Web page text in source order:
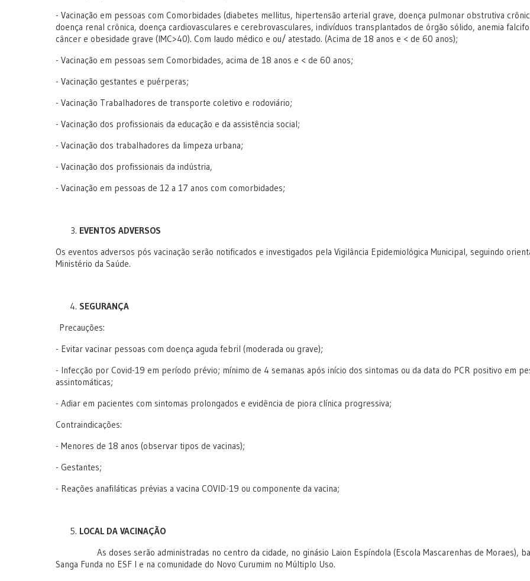
- Vacinação em pessoas com Comorbidades (diabetes mellitus, hipertensão arterial grave, doença pulmonar obstrutiva
doença renal crônica, doença cardiovasculares e cerebrovasculares, indivíduos transplantados de órgão sólido, anemia
câncer e obesidade grave (IMC>40). Com laudo médico e ou/ atestado. (Acima de 18 anos e < de 60 anos);
- Vacinação em pessoas sem Comorbidades, acima de 18 anos e < de 60 anos;
- Vacinação gestantes e puérperas;
- Vacinação Trabalhadores de transporte coletivo e rodoviário;
- Vacinação dos profissionais da educação e da assistência social;
- Vacinação dos trabalhadores da limpeza urbana;
- Vacinação dos profissionais da indústria,
- Vacinação em pessoas de 12 a 17 anos com comorbidades;
EVENTOS ADVERSOS
Os eventos adversos pós vacinação serão notificados e investigados pela Vigilância Epidemiológica Municipal, seguindo
Ministério da Saúde.
SEGURANÇA
Precauções:
- Evitar vacinar pessoas com doença aguda febril (moderada ou grave);
- Infecção por Covid-19 em período prévio; mínimo de 4 semanas após início dos sintomas ou da data do PCR positivo em
assintomáticas;
- Adiar em pacientes com sintomas prolongados e evidência de piora clínica progressiva;
Contraindicações:
- Menores de 18 anos (observar tipos de vacinas);
- Gestantes;
- Reações anafiláticas prévias a vacina COVID-19 ou componente da vacina;
LOCAL DA VACINAÇÃO
As doses serão administradas no centro da cidade, no ginásio Laion Espíndola (Escola Mascarenhas de Moraes),
Sanga Funda no ESF I e na comunidade do Novo Curumim no Múltiplo Uso.